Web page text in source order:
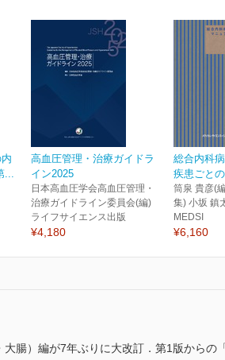
...
高血圧管理・治療ガイドラ
イン2025
日本高血圧学会高血圧管理・
治療ガイドライン委員会(編)
ライフサイエンス出版
¥4,180
総合内科
疾患ごと
筒泉 貴彦(
集) 小坂 鎮
MEDSI
¥6,160
腸）編が7年ぶりに大改訂．第1版からの